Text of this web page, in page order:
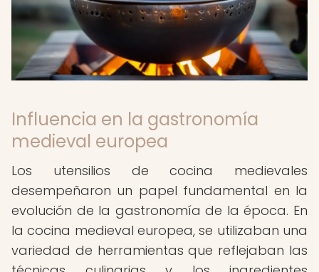
Influencia en la gastronomía
medieval europea
Los utensilios de cocina medievales
desempeñaron un papel fundamental en la
evolución de la gastronomía de la época. En
la cocina medieval europea, se utilizaban una
variedad de herramientas que reflejaban las